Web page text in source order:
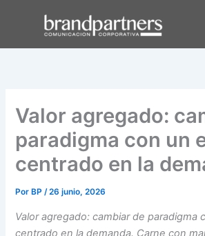
contenido
Valor agregado:
paradigma con un
centrado en la
Por BP/26 junio, 2026
Valor agregado: cambiar de paradigma
centrado en la demanda. Carne con